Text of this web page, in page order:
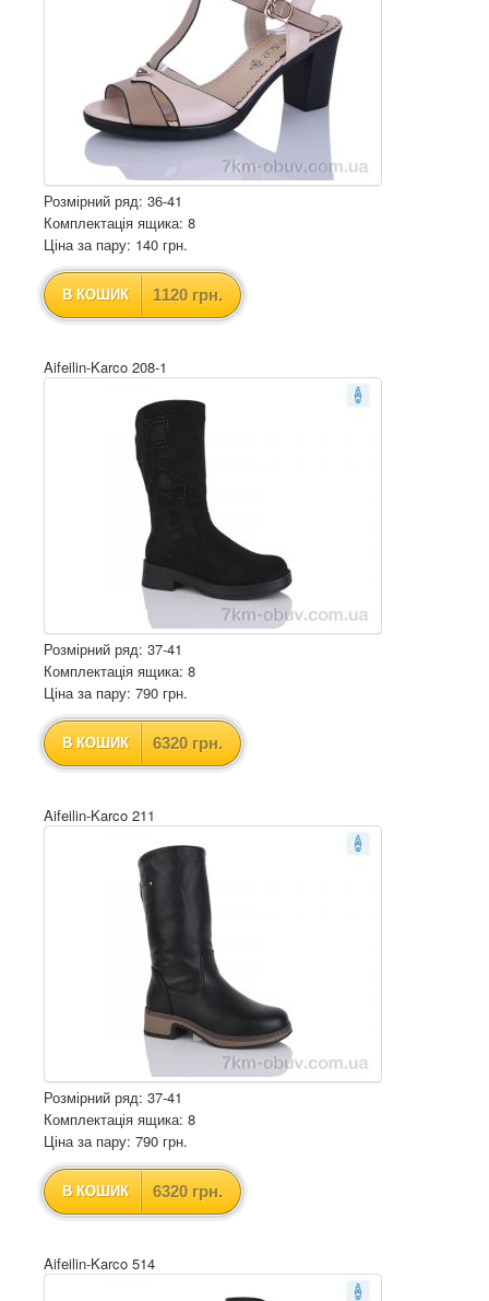
Розмірний ряд: 36-41
Комплектація ящика: 8
Ціна за пару: 140 грн.
В КОШИК 1120 грн.
Aifeilin-Karco 208-1
Розмірний ряд: 37-41
Комплектація ящика: 8
Ціна за пару: 790 грн.
В КОШИК 6320 грн.
Aifeilin-Karco 211
Розмірний ряд: 37-41
Комплектація ящика: 8
Ціна за пару: 790 грн.
В КОШИК 6320 грн.
Aifeilin-Karco 514